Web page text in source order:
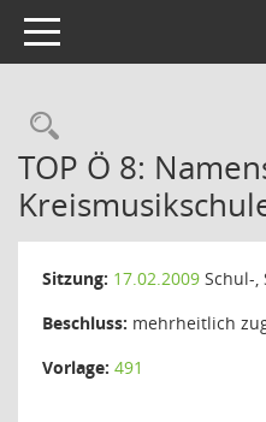
Toggle navigation
TOP Ö 8:
Sitzung: 17.02.2009 Schul-,
Beschluss: mehrheitlich
Vorlage: 491